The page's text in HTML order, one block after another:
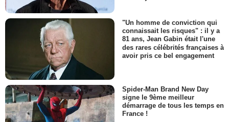
"Un homme de conviction qui
connaissait les risques" : il y a
81 ans, Jean Gabin était l'une
des rares célébrités françaises à
avoir pris ce bel engagement
Spider-Man Brand New Day
signe le 9ème meilleur
démarrage de tous les temps en
France !